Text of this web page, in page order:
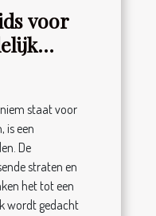
voor
staat voor
is een
De
straten en
het tot een
wordt gedacht